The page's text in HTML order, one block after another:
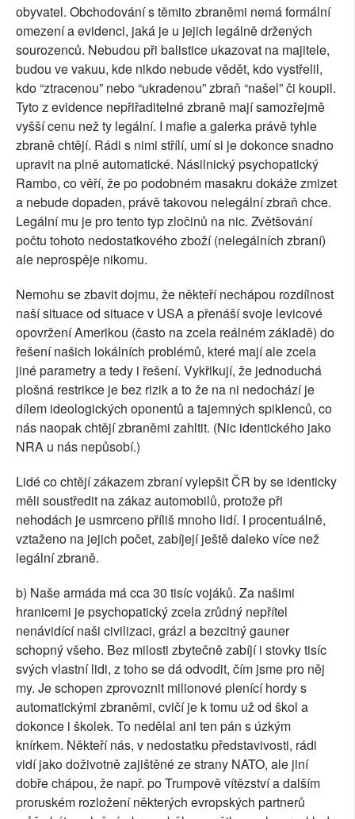
obyvatel. Obchodování s těmito zbraněmi nemá formální
omezení a evidenci, jaká je u jejich legálně držených
sourozenců. Nebudou při balistice ukazovat na majitele,
budou ve vakuu, kde nikdo nebude vědět, kdo vystřelil,
kdo “ztracenou” nebo “ukradenou” zbraň “našel” či koupil.
Tyto z evidence nepřiřaditelné zbraně mají samozřejmě
vyšší cenu než ty legální. I mafie a galerka právě tyhle
zbraně chtějí. Rádi s nimi střílí, umí si je dokonce snadno
upravit na plně automatické. Násilnický psychopatický
Rambo, co věří, že po podobném masakru dokáže zmizet
a nebude dopaden, právě takovou nelegální zbraň chce.
Legální mu je pro tento typ zločinů na nic. Zvětšování
počtu tohoto nedostatkového zboží (nelegálních zbraní)
ale neprospěje nikomu.
Nemohu se zbavit dojmu, že někteří nechápou rozdílnost
naší situace od situace v USA a přenáší svoje levicové
opovržení Amerikou (často na zcela reálném základě) do
řešení našich lokálních problémů, které mají ale zcela
jiné parametry a tedy i řešení. Vykřikují, že jednoduchá
plošná restrikce je bez rizik a to že na ni nedochází je
dílem ideologických oponentů a tajemných spiklenců, co
nás naopak chtějí zbraněmi zahltit. (Nic identického jako
NRA u nás nepůsobí.)
Lidé co chtějí zákazem zbraní vylepšit ČR by se identicky
měli soustředit na zákaz automobilů, protože při
nehodách je usmrceno příliš mnoho lidí. I procentuálně,
vztaženo na jejich počet, zabíjejí ještě daleko více než
legální zbraně.
b) Naše armáda má cca 30 tisíc vojáků. Za našimi
hranicemi je psychopatický zcela zrůdný nepřítel
nenávidící naši civilizaci, grázl a bezcitný gauner
schopný všeho. Bez milosti zbytečně zabíjí i stovky tisíc
svých vlastní lidi, z toho se dá odvodit, čím jsme pro něj
my. Je schopen zprovoznit milionové plenící hordy s
automatickými zbraněmi, cvičí je k tomu už od škol a
dokonce i školek. To nedělal ani ten pán s úzkým
knírkem. Někteří nás, v nedostatku představivosti, rádi
vidí jako doživotně zajištěné ze strany NATO, ale jiní
dobře chápou, že např. po Trumpově vítězství a dalším
proruském rozložení některých evropských partnerů